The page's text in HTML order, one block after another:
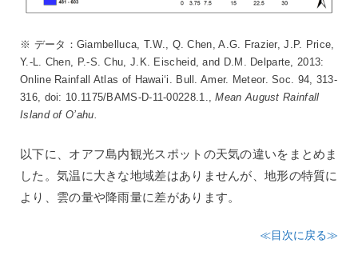
※ データ：Giambelluca, T.W., Q. Chen, A.G. Frazier, J.P. Price,
Y.-L. Chen, P.-S. Chu, J.K. Eischeid, and D.M. Delparte, 2013:
Online Rainfall Atlas of Hawai‘i. Bull. Amer. Meteor. Soc. 94, 313-
316, doi: 10.1175/BAMS-D-11-00228.1.,Mean August Rainfall
Island of O’ahu.
以下に、オアフ島内観光スポットの天気の違いをまとめま
した。気温に大きな地域差はありませんが、地形の特質に
より、雲の量や降雨量に差があります。
≪目次に戻る≫